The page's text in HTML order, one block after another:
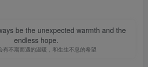
be the unexpected warmth and the
endless hope.
有不期而遇的温暖，和生生不息的希望